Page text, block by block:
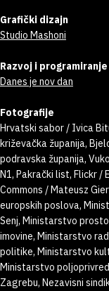
Grafički dizajn
Studio Mashoni
Razvoj i programiranje
Danes je nov dan
Fotografije
Hrvatski sabor / Ivica
križevačka županija,
podravska županija,
N1, Pakrački list, Flickr /
Commons / Mateusz
europskih poslova,
Senj, Ministarstvo
imovine, Ministarstvo
politike, Ministarstvo
Ministarstvo
Zagrebu, Nezavisni